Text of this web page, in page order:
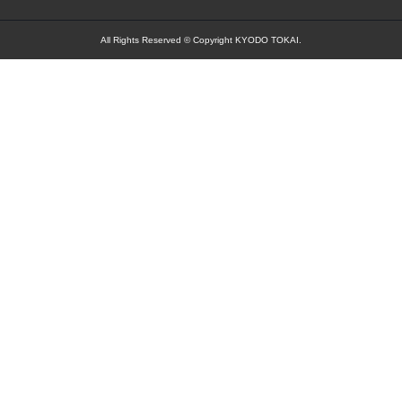
All Rights Reserved © Copyright KYODO TOKAI.